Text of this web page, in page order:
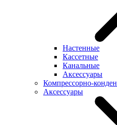
Настенные
Кассетные
Канальные
Аксессуары
Компрессорно-
Аксессуары